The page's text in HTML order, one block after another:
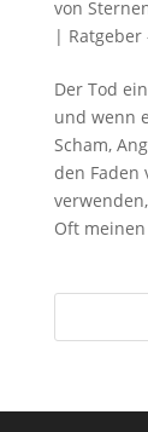
von
|
Der Tod
und wenn
Scham,
den Faden
Oft